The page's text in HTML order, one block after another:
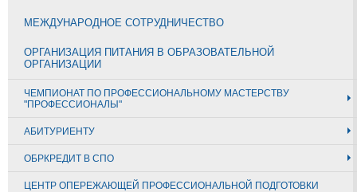
МЕЖДУНАРОДНОЕ СОТРУДНИЧЕСТВО
ОРГАНИЗАЦИЯ ПИТАНИЯ В ОБРАЗОВАТЕЛЬНОЙ
ОРГАНИЗАЦИИ
ЧЕМПИОНАТ ПО ПРОФЕССИОНАЛЬНОМУ МАСТЕРСТВУ
"ПРОФЕССИОНАЛЫ"
АБИТУРИЕНТУ
ОБРКРЕДИТ В СПО
ЦЕНТР ОПЕРЕЖАЮЩЕЙ ПРОФЕССИОНАЛЬНОЙ ПОДГОТОВКИ